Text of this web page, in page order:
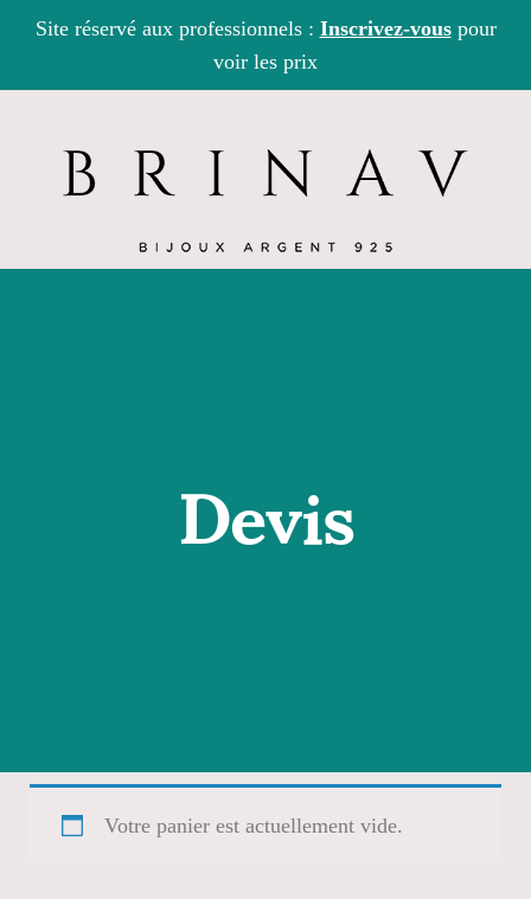
Site réservé aux professionnels : Inscrivez-vouspour
voir les prix
Devis
Votre panier est actuellement vide.